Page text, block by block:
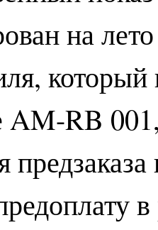
на
который
AM-RB